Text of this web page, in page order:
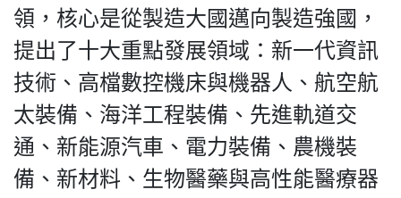
領，核心是從製造大國邁向製造強國，
提出了十大重點發展領域：新一代資訊
技術、高檔數控機床與機器人、航空航
太裝備、海洋工程裝備、先進軌道交
通、新能源汽車、電力裝備、農機裝
備、新材料、生物醫藥與高性能醫療器